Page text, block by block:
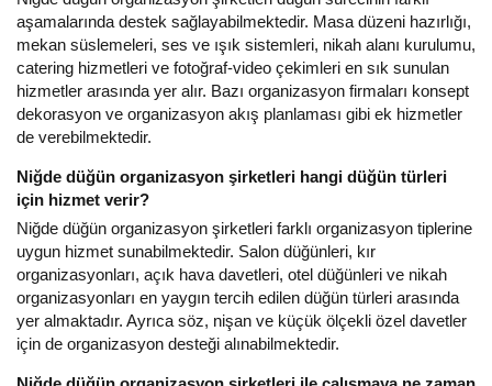
aşamalarında destek sağlayabilmektedir. Masa düzeni hazırlığı,
mekan süslemeleri, ses ve ışık sistemleri, nikah alanı kurulumu,
catering hizmetleri ve fotoğraf-video çekimleri en sık sunulan
hizmetler arasında yer alır. Bazı organizasyon firmaları konsept
dekorasyon ve organizasyon akış planlaması gibi ek hizmetler
de verebilmektedir.
Niğde düğün organizasyon şirketleri hangi düğün türleri
için hizmet verir?
Niğde düğün organizasyon şirketleri farklı organizasyon tiplerine
uygun hizmet sunabilmektedir. Salon düğünleri, kır
organizasyonları, açık hava davetleri, otel düğünleri ve nikah
organizasyonları en yaygın tercih edilen düğün türleri arasında
yer almaktadır. Ayrıca söz, nişan ve küçük ölçekli özel davetler
için de organizasyon desteği alınabilmektedir.